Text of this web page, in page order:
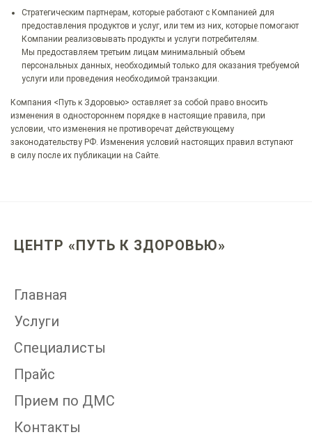
Стратегическим партнерам, которые работают с Компанией для
предоставления продуктов и услуг, или тем из них, которые помогают
Компании реализовывать продукты и услуги потребителям.
Мы предоставляем третьим лицам минимальный объем
персональных данных, необходимый только для оказания требуемой
услуги или проведения необходимой транзакции.
Компания <Путь к Здоровью> оставляет за собой право вносить
изменения в одностороннем порядке в настоящие правила, при
условии, что изменения не противоречат действующему
законодательству РФ. Изменения условий настоящих правил вступают
в силу после их публикации на Сайте.
ЦЕНТР «ПУТЬ К ЗДОРОВЬЮ»
Главная
Услуги
Специалисты
Прайс
Прием по ДМС
Контакты